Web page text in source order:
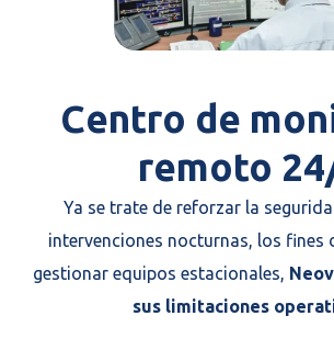
Centro de
remoto
Ya se trate de reforzar la
intervenciones nocturnas, los fines
gestionar equipos estacionales,
sus limitaciones